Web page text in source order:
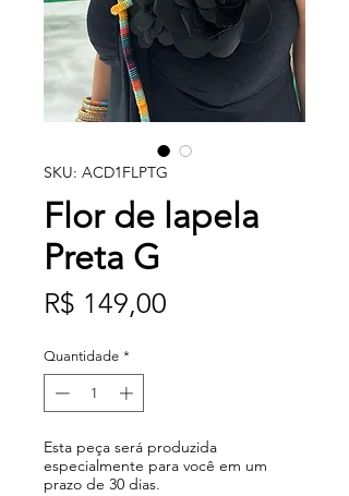
SKU: ACD1FLPTG
Flor de lapela
Preta G
R$ 149,00
Quantidade *
Esta peça será produzida
especialmente para você em um
prazo de 30 dias.